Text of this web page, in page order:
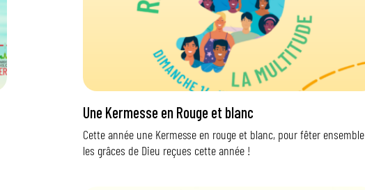
Une Kermesse en Rouge et blanc
Cette année une Kermesse en rouge et blanc, pour fêter ensemble
les grâces de Dieu reçues cette année !